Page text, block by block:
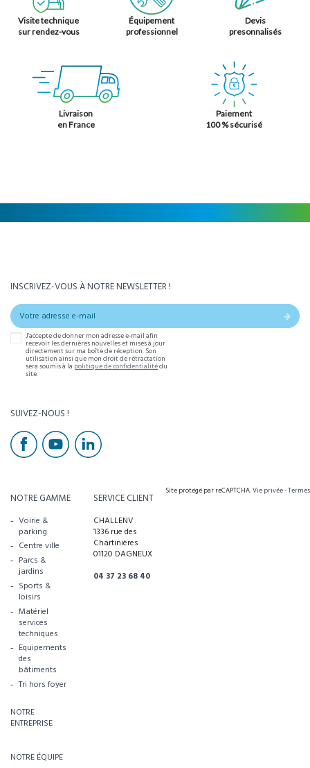
Visite technique
sur rendez-vous
Équipement
professionnel
Devis
presonnalisés
Livraison
en France
Paiement
100 % sécurisé
INSCRIVEZ-VOUS À NOTRE NEWSLETTER !
J'accepte de donner mon adresse e-mail afin
recevoir les dernières nouvelles et mises à jour
directement sur ma boîte de réception. Son
utilisation ainsi que mon droit de rétractation
sera soumis à la politique de confidentialitédu
site.
SUIVEZ-NOUS !
NOTRE GAMME
Voirie &
parking
Centre ville
Parcs &
jardins
Sports &
loisirs
Matériel
services
techniques
Equipements
des
bâtiments
Tri hors foyer
NOTRE
ENTREPRISE
NOTRE ÉQUIPE
SERVICE CLIENT
CHALLENV
1336 rue des
Chartinières
01120 DAGNEUX
04 37 23 68 40
Site protégé par reCAPTCHA.Vie privée-Termes